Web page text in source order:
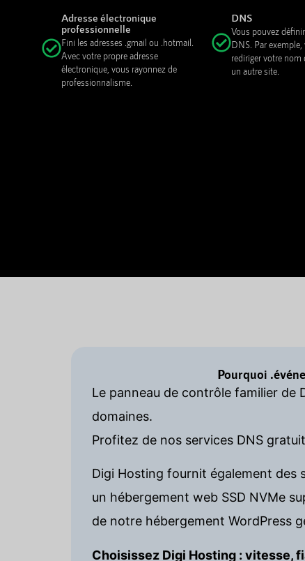
Adresse électronique
professionnelle
Fini les adresses .gmail ou .hotmail.
Avec votre propre adresse
électronique, vous rayonnez de
professionnalisme.
DNS
Vous pouvez
DNS. Par
rediriger votre nom
un autre site.
Pourquoi
Le panneau de contrôle familier de
domaines.
Profitez de nos services DNS
Digi Hosting fournit également des
un hébergement web SSD NVMe
de notre hébergement WordPress
Choisissez Digi Hosting : vitesse,